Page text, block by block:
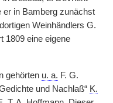
er in Bamberg zunächst
Weinhändlers G.
1809 eine eigene
gehörten u. a. F. G.
und Nachlaß“ K.